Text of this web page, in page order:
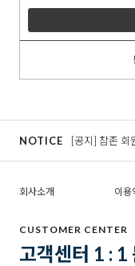
NOTICE [공지] 참존 회
회사소개 이용
CUSTOMER CENTER
고객센터 1 : 1